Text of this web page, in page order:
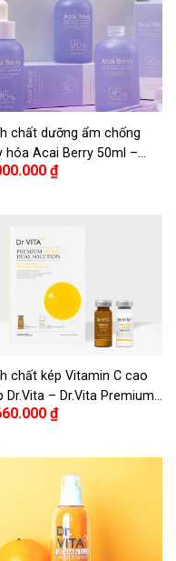
chất dưỡng ẩm chống
hóa Acai Berry 50ml –
Berry Antioxidant
₫
chất kép Vitamin C cao
Dr.Vita – Dr.Vita Premium
Solution
₫